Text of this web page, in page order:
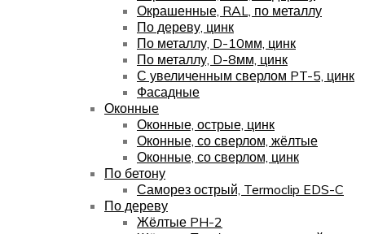
Окрашенные, RAL, по металлу
По дереву, цинк
По металлу, D-10мм, цинк
По металлу, D-8мм, цинк
С увеличенным сверлом PT-5, цинк
Фасадные
Оконные
Оконные, острые, цинк
Оконные, со сверлом, жёлтые
Оконные, со сверлом, цинк
По бетону
Саморез острый, Termoclip EDS-C
По дереву
Жёлтые PH-2